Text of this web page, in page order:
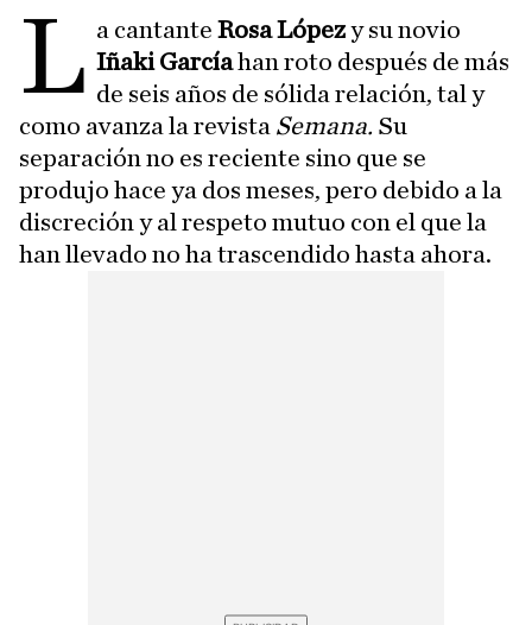
L a cantanteRosa Lópezy su novio
Iñaki Garcíahan roto después de más
de seis años de sólida relación, tal y
como avanza la revista Semana. Su
separación no es reciente sino que se
produjo hace ya dos meses, pero debido a la
discreción y al respeto mutuo con el que la
han llevado no ha trascendido hasta ahora.